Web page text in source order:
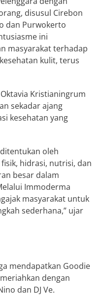
disusul Cirebon
dan Purwokerto
ini
masyarakat terhadap
kulit, terus
Kristianingrum
sekadar ajang
kesehatan yang
oleh
hidrasi, nutrisi, dan
besar dalam
Immoderma
masyarakat untuk
sederhana,” ujar
mendapatkan Goodie
dengan
dan DJ Ve.